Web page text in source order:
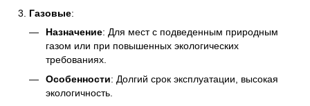
Газовые:
Назначение: Для мест с подведенным природным
газом или при повышенных экологических
требованиях.
Особенности: Долгий срок эксплуатации, высокая
экологичность.